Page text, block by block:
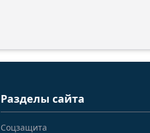
Разделы сайта
Соцзащита